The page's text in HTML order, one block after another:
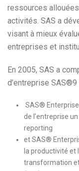
ressources
activités. SAS a
visant à mieux
entreprises et
En 2005, SAS a
d’entreprise SAS®9
SAS®
de l’entreprise
reporting
et SAS®
la productivité et
transformation